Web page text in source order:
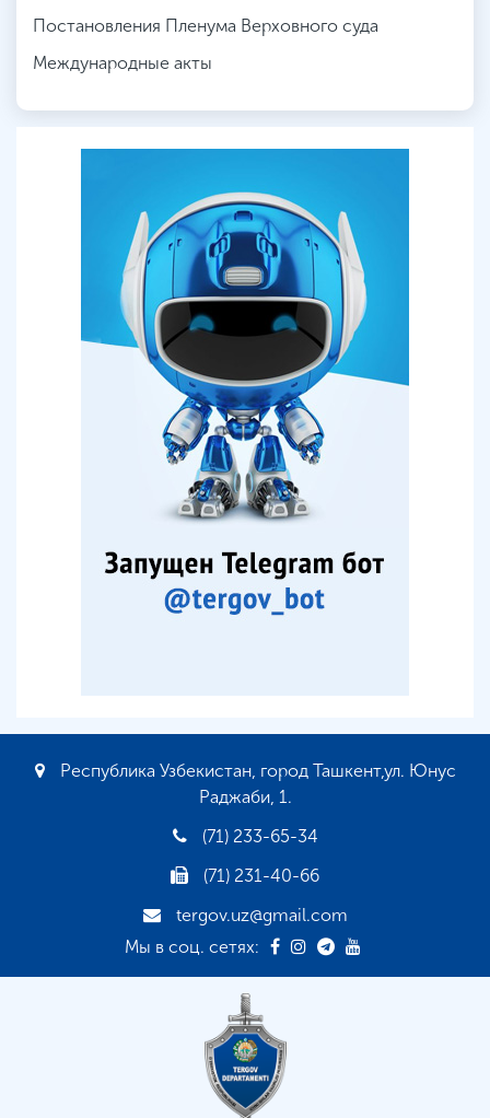
Постановления Пленума Верховного суда
Международные акты
Республика Узбекистан, город Ташкент,ул. Юнус
Раджаби, 1.
(71) 233-65-34
(71) 231-40-66
tergov.uz@gmail.com
Мы в соц. сетях: